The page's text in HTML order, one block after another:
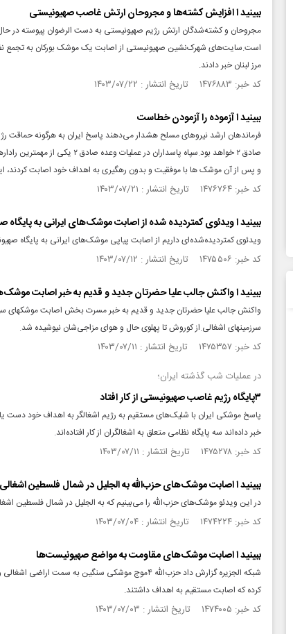
ببینید ا افزایش کشته‌‌ها و مجروحان ارتش غاصب صهیونیستی
مجروحان و کشته‌شدگان ارتش رژیم صهیونیستی به دست الرضوان پیوسته در حال
است.سایت‌های شهرک‌نشین صهیونیستی از اصابت یک موشک بورکان به تجمع
مرز لبنان خبر دادند.
کد خبر: ۱۴۷۶۸۸۳ تاریخ انتشار : ۱۴۰۳/۰۷/۲۲
ببینید ا آزموده را آزمودن خطاست
فرماندهان ارشد نیروهای مسلح هشدار می‌دهند پاسخ ایران به هرگونه حماقت
صادق ۲ خواهد بود.سپاه پاسداران در
و پس از آن موشک ها با موفقیت و بدون رهگیری به اهداف خود اصابت کردند،
کد خبر: ۱۴۷۶۷۶۴ تاریخ انتشار : ۱۴۰۳/۰۷/۲۱
ببینید ا ویدئوی کمتردیده‌ شده از اصابت‌ موشک‌های ایرانی به
ویدئوی کمتردیده‌شده‌ای داریم از اصابت‌ پیاپی موشک‌های ایرانی به پایگاه
کد خبر: ۱۴۷۵۵۰۶ تاریخ انتشار : ۱۴۰۳/۰۷/۱۲
ببینید ا واکنش جالب علیا حضرتان جدید و قدیم به خبر اصابت
واکنش جالب علیا حضرتان جدید و قدیم به خبر مسرت بخش اصابت موشکهای
سرزمینهای اشغالی.از کوروش تا پهلوی حال و هوای مزاجی‌شان نیوشیده شد.
کد خبر: ۱۴۷۵۳۵۷ تاریخ انتشار : ۱۴۰۳/۰۷/۱۱
در عملیات شب گذشته ایران؛
۳پایگاه رژیم غاصب صهیونیستی از کار افتاد
پاسخ موشکی ایران با شلیک‌های مستقیم به رژیم اشغالگر به اهداف خود دست
خبر داده‌اند سه پایگاه نظامی متعلق به اشغالگران از کار افتاده‌اند.
کد خبر: ۱۴۷۵۲۷۸ تاریخ انتشار : ۱۴۰۳/۰۷/۱۱
ببینید ا اصابت موشک‌های حزب‌الله به الجلیل در شمال فلسطین اشغالی
در این ویدئو موشک‌های حزب‌الله را می‌بینیم که به الجلیل در شمال فلسطین
کد خبر: ۱۴۷۴۲۲۴ تاریخ انتشار : ۱۴۰۳/۰۷/۰۴
ببینید ا اصابت موشک‌های مقاومت به مواضع صهیونیست‌ها
شبکه الجزیره گزارش داد حزب‌الله ۴موج موشکی سنگین به
کرده که اصابت مستقیم به اهداف داشتند.
کد خبر: ۱۴۷۴۰۰۵ تاریخ انتشار : ۱۴۰۳/۰۷/۰۳